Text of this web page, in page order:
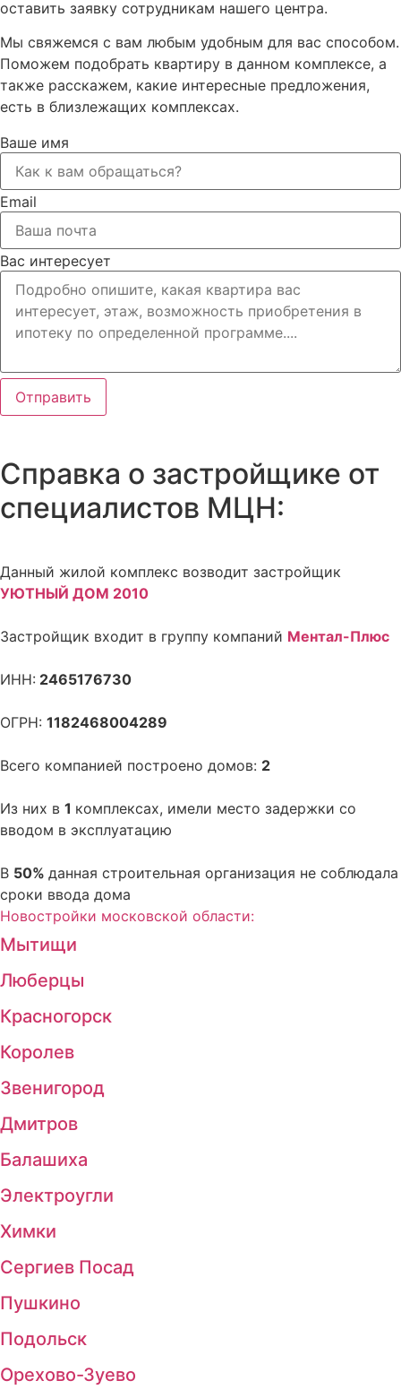
оставить заявку сотрудникам нашего центра.
Мы свяжемся с вам любым удобным для вас способом.
Поможем подобрать квартиру в данном комплексе, а
также расскажем, какие интересные предложения,
есть в близлежащих комплексах.
Ваше имя
Email
Вас интересует
Отправить
Справка о застройщике от
специалистов МЦН:
Данный жилой комплекс возводит застройщик
УЮТНЫЙ ДОМ 2010
Застройщик входит в группу компаний Ментал-Плюс
ИНН: 2465176730
ОГРН: 1182468004289
Всего компанией построено домов: 2
Из них в 1 комплексах, имели место задержки со
вводом в эксплуатацию
В 50% данная строительная организация не соблюдала
сроки ввода дома
Новостройки московской области:
Мытищи
Люберцы
Красногорск
Королев
Звенигород
Дмитров
Балашиха
Электроугли
Химки
Сергиев Посад
Пушкино
Подольск
Орехово-Зуево